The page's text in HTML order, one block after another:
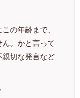
の年齢まで、
。かと言って
親切な発言など